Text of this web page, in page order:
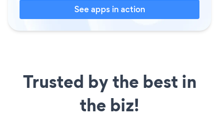
See apps in action
Trusted by the best in
the biz!